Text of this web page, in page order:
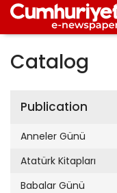
Catalog
Publication
Anneler Günü
Atatürk Kitapları
Babalar Günü